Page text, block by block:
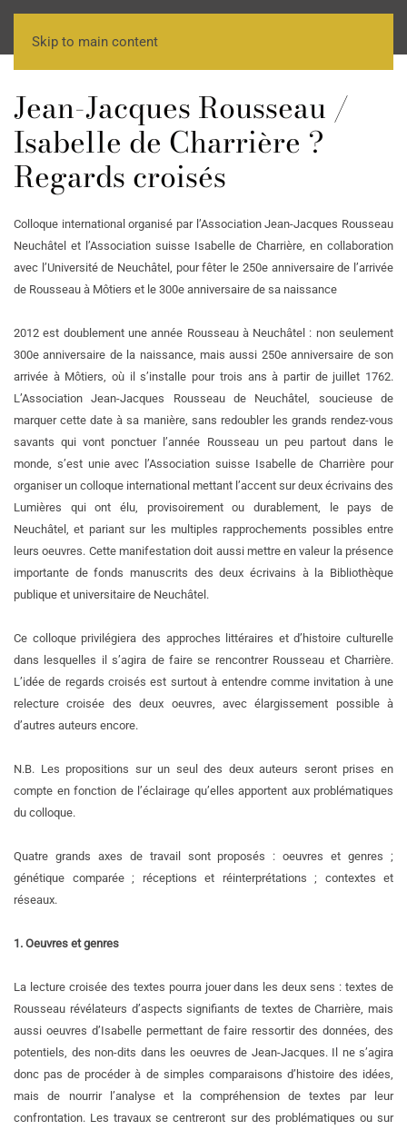
Skip to main content
Jean-Jacques Rousseau /
Isabelle de Charrière ?
Regards croisés
Colloque international organisé par l’Association Jean-Jacques Rousseau
Neuchâtel et l’Association suisse Isabelle de Charrière, en collaboration
avec l’Université de Neuchâtel, pour fêter le 250e anniversaire de l’arrivée
de Rousseau à Môtiers et le 300e anniversaire de sa naissance
2012 est doublement une année Rousseau à Neuchâtel : non seulement
300e anniversaire de la naissance, mais aussi 250e anniversaire de son
arrivée à Môtiers, où il s’installe pour trois ans à partir de juillet 1762.
L’Association Jean-Jacques Rousseau de Neuchâtel, soucieuse de
marquer cette date à sa manière, sans redoubler les grands rendez-vous
savants qui vont ponctuer l’année Rousseau un peu partout dans le
monde, s’est unie avec l’Association suisse Isabelle de Charrière pour
organiser un colloque international mettant l’accent sur deux écrivains des
Lumières qui ont élu, provisoirement ou durablement, le pays de
Neuchâtel, et pariant sur les multiples rapprochements possibles entre
leurs oeuvres. Cette manifestation doit aussi mettre en valeur la présence
importante de fonds manuscrits des deux écrivains à la Bibliothèque
publique et universitaire de Neuchâtel.
Ce colloque privilégiera des approches littéraires et d’histoire culturelle
dans lesquelles il s’agira de faire se rencontrer Rousseau et Charrière.
L’idée de regards croisés est surtout à entendre comme invitation à une
relecture croisée des deux oeuvres, avec élargissement possible à
d’autres auteurs encore.
N.B. Les propositions sur un seul des deux auteurs seront prises en
compte en fonction de l’éclairage qu’elles apportent aux problématiques
du colloque.
Quatre grands axes de travail sont proposés : oeuvres et genres ;
génétique comparée ; réceptions et réinterprétations ; contextes et
réseaux.
1. Oeuvres et genres
La lecture croisée des textes pourra jouer dans les deux sens : textes de
Rousseau révélateurs d’aspects signifiants de textes de Charrière, mais
aussi oeuvres d’Isabelle permettant de faire ressortir des données, des
potentiels, des non-dits dans les oeuvres de Jean-Jacques. Il ne s’agira
donc pas de procéder à de simples comparaisons d’histoire des idées,
mais de nourrir l’analyse et la compréhension de textes par leur
confrontation. Les travaux se centreront sur des problématiques ou sur